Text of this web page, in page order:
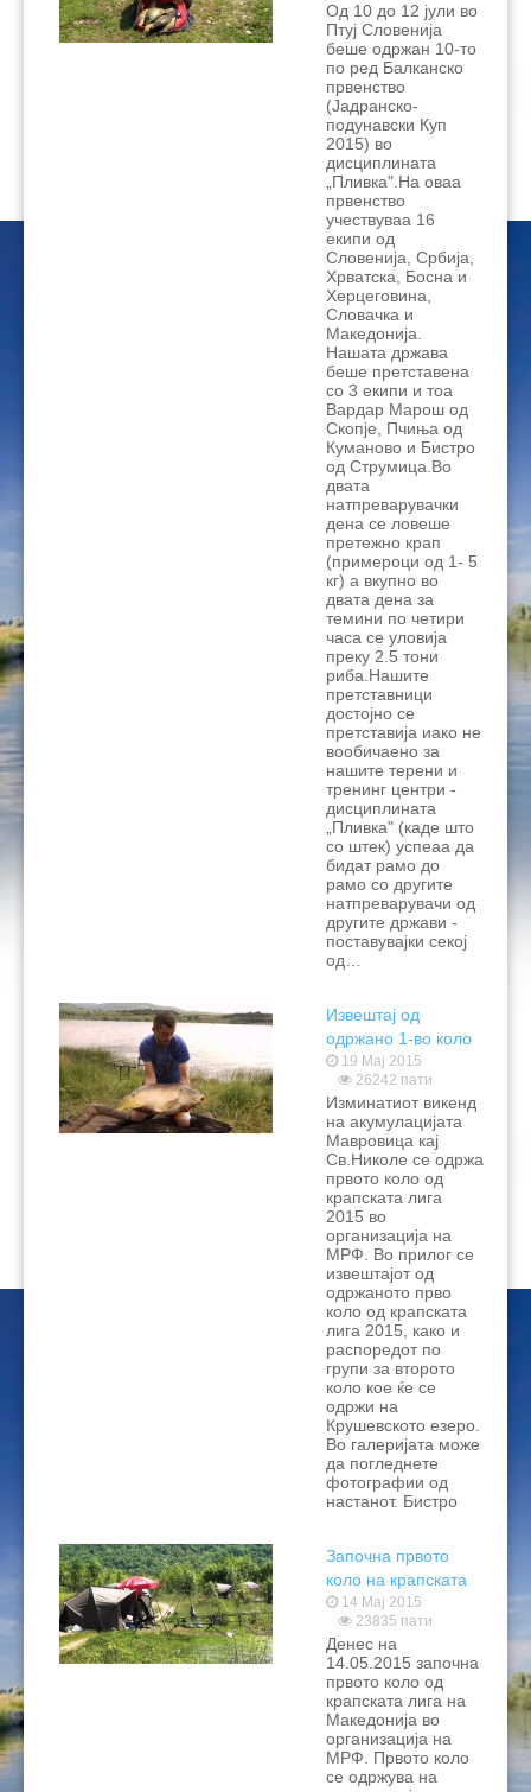
Од 10 до 12 јули во
Птуј Словенија
беше одржан 10-то
по ред Балканско
првенство
(Јадранско-
подунавски Куп
2015) во
дисциплината
„Пливка".На оваа
првенство
учествуваа 16
екипи од
Словенија, Србија,
Хрватска, Босна и
Херцеговина,
Словачка и
Македонија.
Нашата држава
беше претставена
со 3 екипи и тоа
Вардар Марош од
Скопје, Пчиња од
Куманово и Бистро
од Струмица.Во
двата
натпреварувачки
дена се ловеше
претежно крап
(примероци од 1- 5
кг) а вкупно во
двата дена за
темини по четири
часа се уловија
преку 2.5 тони
риба.Нашите
претставници
достојно се
претставија иако не
вообичаено за
нашите терени и
тренинг центри -
дисциплината
„Пливка" (каде што
со штек) успеаа да
бидат рамо до
рамо со другите
натпреварувачи од
другите држави -
поставувајки секој
од…
Извештај од
одржано 1-во коло
од крапска лига
19 Мај 2015
26242 пати
Изминатиот викенд
на акумулацијата
Мавровица кај
Св.Николе се одржа
првото коло од
крапската лига
2015 во
организација на
МРФ. Во прилог се
извештајот од
одржаното прво
коло од крапската
лига 2015, како и
распоредот по
групи за второто
коло кое ќе се
одржи на
Крушевското езеро.
Во галеријата може
да погледнете
фотографии од
настанот. Бистро
Започна првото
коло на крапската
лига 2015
14 Мај 2015
23835 пати
Денес на
14.05.2015 започна
првото коло од
крапската лига на
Македонија во
организација на
МРФ. Првото коло
се одржува на